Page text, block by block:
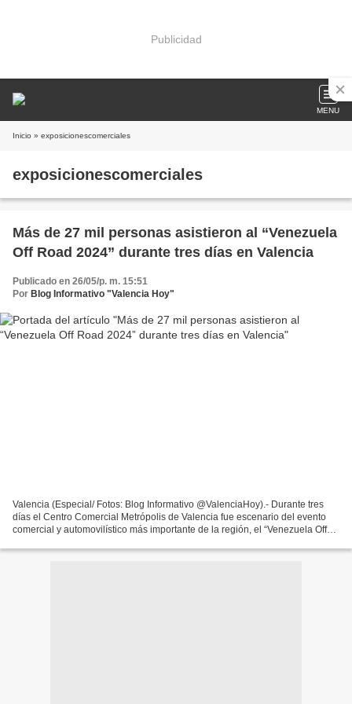
Publicidad
MENU
Inicio » exposicionescomerciales
exposicionescomerciales
Más de 27 mil personas asistieron al “Venezuela
Off Road 2024” durante tres días en Valencia
Publicado en 26/05/p. m. 15:51
Por Blog Informativo "Valencia Hoy"
Valencia (Especial/ Fotos: Blog Informativo @ValenciaHoy).- Durante tres
días el Centro Comercial Metrópolis de Valencia fue escenario del evento
comercial y automovilístico más importante de la región, el “Venezuela Off